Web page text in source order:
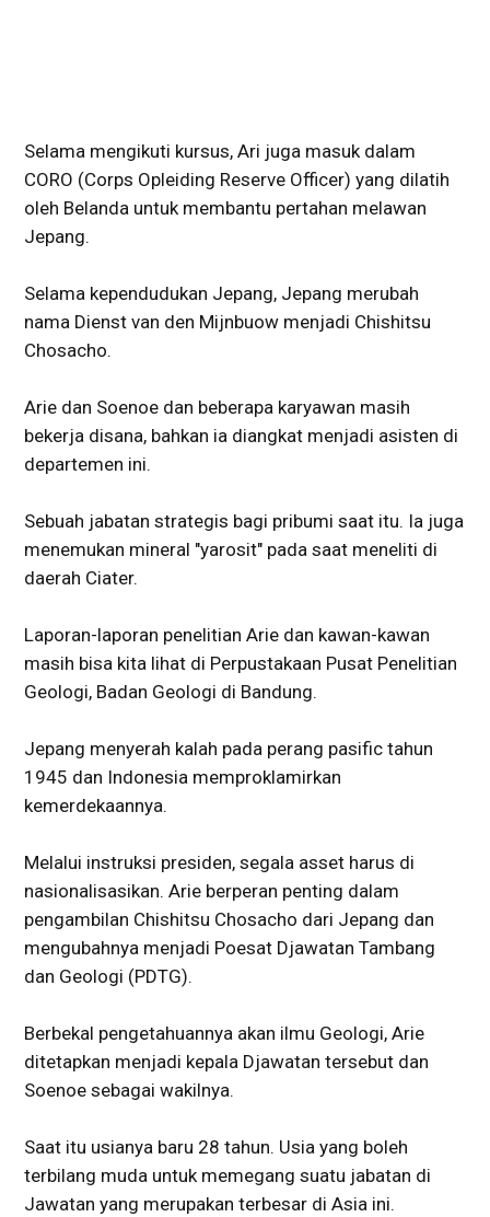
Selama mengikuti kursus, Ari juga masuk dalam
CORO (Corps Opleiding Reserve Officer) yang dilatih
oleh Belanda untuk membantu pertahan melawan
Jepang.
Selama kependudukan Jepang, Jepang merubah
nama Dienst van den Mijnbuow menjadi Chishitsu
Chosacho.
Arie dan Soenoe dan beberapa karyawan masih
bekerja disana, bahkan ia diangkat menjadi asisten di
departemen ini.
Sebuah jabatan strategis bagi pribumi saat itu. Ia juga
menemukan mineral "yarosit" pada saat meneliti di
daerah Ciater.
Laporan-laporan penelitian Arie dan kawan-kawan
masih bisa kita lihat di Perpustakaan Pusat Penelitian
Geologi, Badan Geologi di Bandung.
Jepang menyerah kalah pada perang pasific tahun
1945 dan Indonesia memproklamirkan
kemerdekaannya.
Melalui instruksi presiden, segala asset harus di
nasionalisasikan. Arie berperan penting dalam
pengambilan Chishitsu Chosacho dari Jepang dan
mengubahnya menjadi Poesat Djawatan Tambang
dan Geologi (PDTG).
Berbekal pengetahuannya akan ilmu Geologi, Arie
ditetapkan menjadi kepala Djawatan tersebut dan
Soenoe sebagai wakilnya.
Saat itu usianya baru 28 tahun. Usia yang boleh
terbilang muda untuk memegang suatu jabatan di
Jawatan yang merupakan terbesar di Asia ini.